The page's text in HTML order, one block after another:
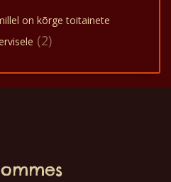
on kõrge toitainete
(2)